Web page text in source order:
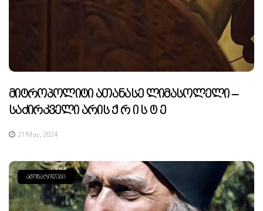
Მიტროპოლიტი Ათანასე Ლიმასოლელი –
Საძირკველი Არის Ქ Რ Ი Ს Ტ Ე
21 May, 2024
ᲐᲛᲝᲜᲐᲠᲘᲓᲔᲑᲘ